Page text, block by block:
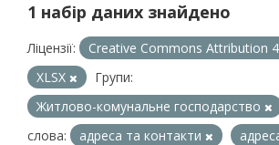
1 набір даних знайдено
Ліцензії: Creative Commons Attribution
XLSX
Групи:
Житлово-комунальне господарство
слова:
адреса та контакти